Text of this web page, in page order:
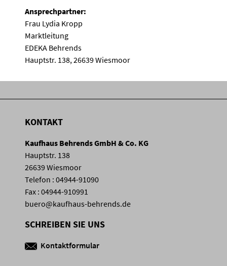
Ansprechpartner:
Frau Lydia Kropp
Marktleitung
EDEKA Behrends
Hauptstr. 138, 26639 Wiesmoor
KONTAKT
Kaufhaus Behrends GmbH & Co. KG
Hauptstr. 138
26639 Wiesmoor
Telefon : 04944-91090
Fax : 04944-910991
buero@kaufhaus-behrends.de
SCHREIBEN SIE UNS
Kontaktformular